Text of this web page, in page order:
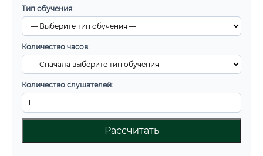
Тип обучения:
Количество часов:
Количество слушателей:
Рассчитать